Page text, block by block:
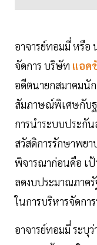
อาจารย์ทอมมี่ หรือ
จัดการ บริษัท แอค
อดีตนายกสมาคมนั
สัมภาษณ์พิเศษกับฐ
การนำระบบประกั
สวัสดิการรักษาพยา
พิจารณาก่อนคือ เป้
ลดงบประมาณภาค
ในการบริหารจัดกา
อาจารย์ทอมมี่ ระบุ